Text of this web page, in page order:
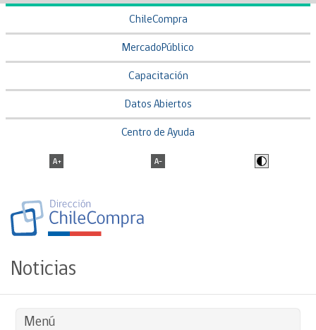
ChileCompra
MercadoPúblico
Capacitación
Datos Abiertos
Centro de Ayuda
Noticias
Menú